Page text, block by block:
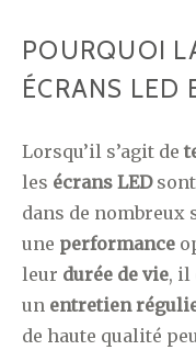
POURQUOI
ÉCRANS LED
Lorsqu’il s’agit de
les écrans LEDsont
dans de nombreux
une performance
leur durée de vie, il
un entretien
de haute qualité